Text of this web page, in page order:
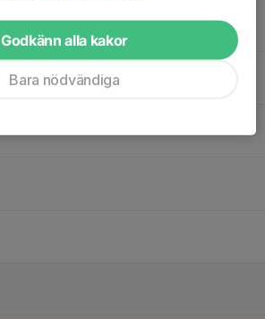
Godkänn alla kakor
Bara nödvändiga